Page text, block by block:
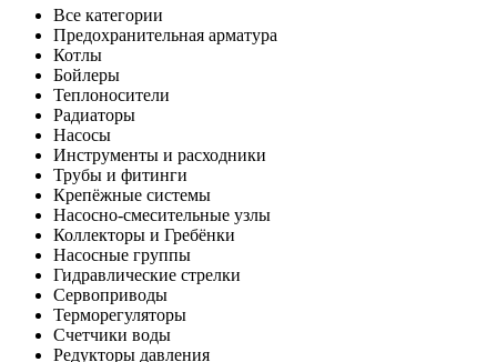
Все категории
Предохранительная арматура
Котлы
Бойлеры
Теплоносители
Радиаторы
Насосы
Инструменты и расходники
Трубы и фитинги
Крепёжные системы
Насосно-смесительные узлы
Коллекторы и Гребёнки
Насосные группы
Гидравлические стрелки
Сервоприводы
Терморегуляторы
Счетчики воды
Редукторы давления